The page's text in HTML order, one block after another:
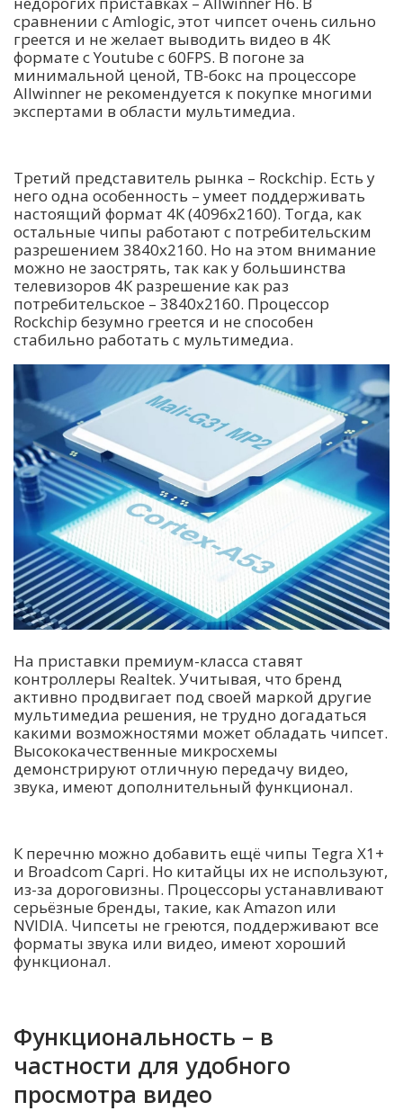
сравнении с Amlogic, этот чипсет очень сильно
греется и не желает выводить видео в 4К
формате с Youtube с 60FPS. В погоне за
минимальной ценой, ТВ-бокс на процессоре
Allwinner не рекомендуется к покупке многими
экспертами в области мультимедиа.
Третий представитель рынка – Rockchip. Есть у
него одна особенность – умеет поддерживать
настоящий формат 4К (4096х2160). Тогда, как
остальные чипы работают с потребительским
разрешением 3840х2160. Но на этом внимание
можно не заострять, так как у большинства
телевизоров 4К разрешение как раз
потребительское – 3840х2160. Процессор
Rockchip безумно греется и не способен
стабильно работать с мультимедиа.
На приставки премиум-класса ставят
контроллеры Realtek. Учитывая, что бренд
активно продвигает под своей маркой другие
мультимедиа решения, не трудно догадаться
какими возможностями может обладать чипсет.
Высококачественные микросхемы
демонстрируют отличную передачу видео,
звука, имеют дополнительный функционал.
К перечню можно добавить ещё чипы Tegra X1+
и Broadcom Capri. Но китайцы их не используют,
из-за дороговизны. Процессоры устанавливают
серьёзные бренды, такие, как Amazon или
NVIDIA. Чипсеты не греются, поддерживают все
форматы звука или видео, имеют хороший
функционал.
Функциональность – в
частности для удобного
просмотра видео